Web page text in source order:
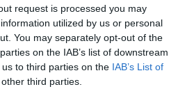
request is processed you may
utilized by us or personal
You may separately opt-out of the
on the IAB’s list of downstream
to third parties on the IAB’s List of
third parties.